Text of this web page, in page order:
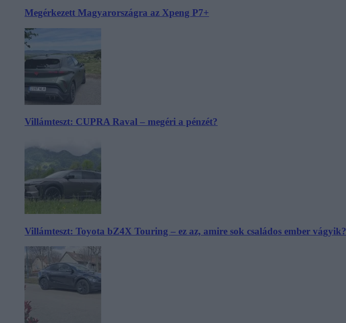
Megérkezett Magyarországra az Xpeng P7+
Villámteszt: CUPRA Raval – megéri a pénzét?
Villámteszt: Toyota bZ4X Touring – ez az, amire sok családos ember vágyik?